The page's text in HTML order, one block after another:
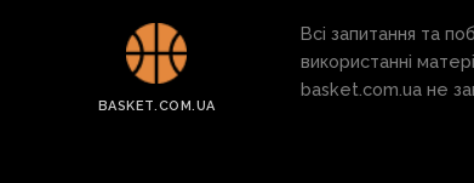
BASKET.COM.UA
Всі запитання та
використанні
basket.com.ua не